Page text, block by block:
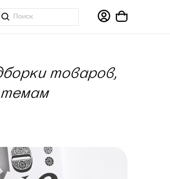
товаров,
темам